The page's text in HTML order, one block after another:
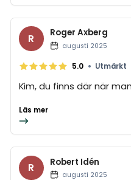
R Roger Axberg
augusti 2025
5.0 • Utmärkt
Kim, du finns där när
Läs mer
R Robert Idén
augusti 2025